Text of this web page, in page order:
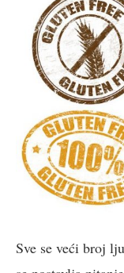
Sve se veći broj